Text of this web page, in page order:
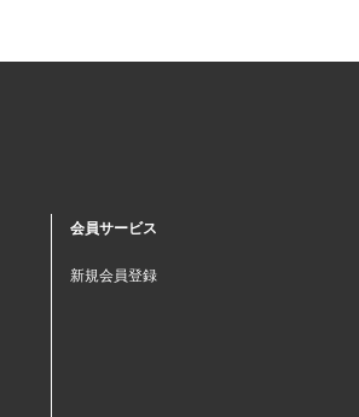
会員サービス
新規会員登録